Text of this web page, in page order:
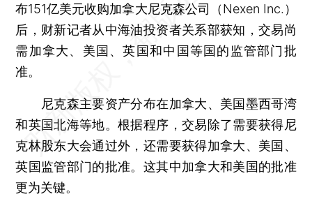
布151亿美元收购加拿大尼克森公司（Nexen Inc.）
后，财新记者从中海油投资者关系部获知，交易尚
需加拿大、美国、英国和中国等国的监管部门批
准。
尼克森主要资产分布在加拿大、美国墨西哥湾
和英国北海等地。根据程序，交易除了需要获得尼
克林股东大会通过外，还需要获得加拿大、美国、
英国监管部门的批准。这其中加拿大和美国的批准
更为关键。